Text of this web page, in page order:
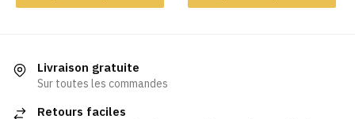
Livraison gratuite
Sur toutes les commandes
Retours faciles